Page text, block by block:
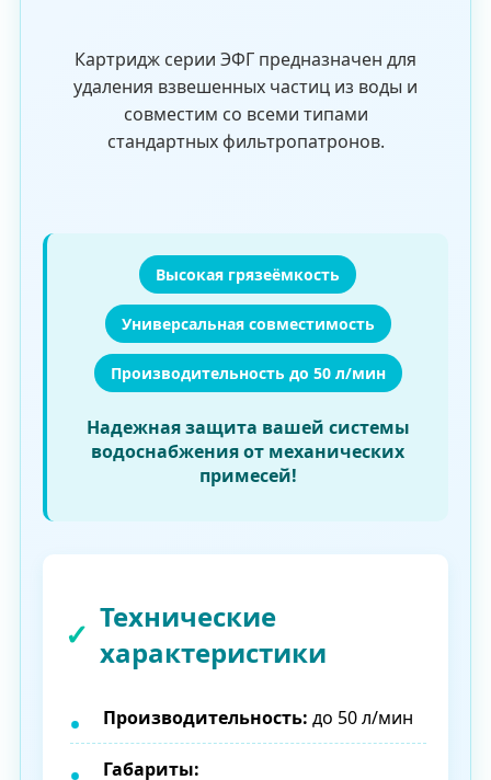
Картридж серии ЭФГ предназначен для
удаления взвешенных частиц из воды и
совместим со всеми типами
стандартных фильтропатронов.
Высокая грязеёмкость
Универсальная совместимость
Производительность до 50 л/мин
Надежная защита вашей системы
водоснабжения от механических
примесей!
Технические
характеристики
Производительность: до 50 л/мин
Габариты: